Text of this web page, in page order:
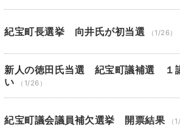
紀宝町長選挙 向井氏が初当選 （1/26）
新人の徳田氏当選 紀宝町議補選 １
い
（1/26）
紀宝町議会議員補欠選挙 開票結果 （